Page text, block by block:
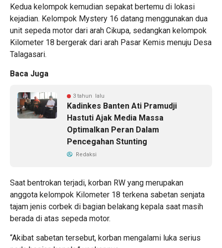
Kedua kelompok kemudian sepakat bertemu di lokasi
kejadian. Kelompok Mystery 16 datang menggunakan dua
unit sepeda motor dari arah Cikupa, sedangkan kelompok
Kilometer 18 bergerak dari arah Pasar Kemis menuju Desa
Talagasari.
Baca Juga
3 tahun lalu
Kadinkes Banten Ati Pramudji
Hastuti Ajak Media Massa
Optimalkan Peran Dalam
Pencegahan Stunting
Redaksi
Saat bentrokan terjadi, korban RW yang merupakan
anggota kelompok Kilometer 18 terkena sabetan senjata
tajam jenis corbek di bagian belakang kepala saat masih
berada di atas sepeda motor.
“Akibat sabetan tersebut, korban mengalami luka serius